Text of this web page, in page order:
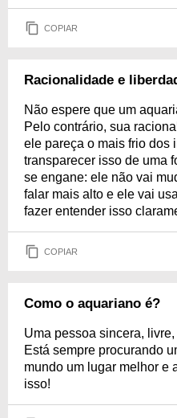
COPIAR
Racionalidade e
Não espere que um
Pelo contrário, sua
ele pareça o mais frio dos
transparecer isso de uma
se engane: ele não vai
falar mais alto e ele vai
fazer entender isso
COPIAR
Como o aquariano é?
Uma pessoa sincera,
Está sempre procurando
mundo um lugar melhor e
isso!